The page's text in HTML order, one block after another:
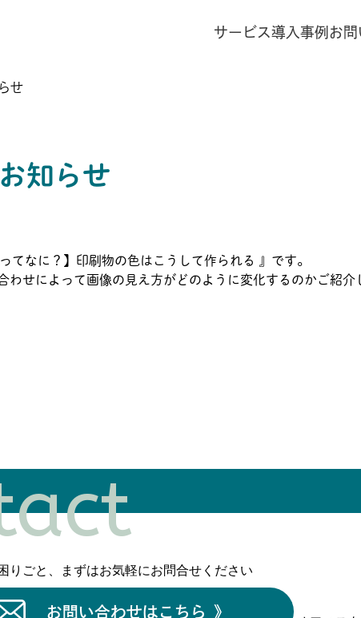
サービス導入事例 お問
せ
知らせ
てなに？】印刷物の色はこうして作られる 』です。
わせによって画像の見え方がどのように変化するのかご紹介
りごと、まずはお気軽にお問合せください
お問い合わせはこちら 》